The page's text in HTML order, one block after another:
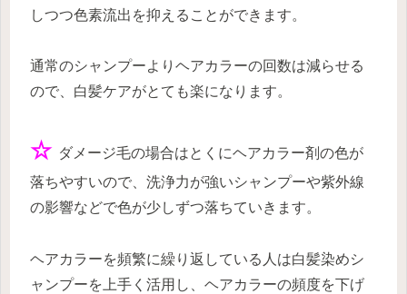
しつつ色素流出を抑えることができます。
通常のシャンプーよりヘアカラーの回数は減らせる
ので、白髪ケアがとても楽になります。
☆ ダメージ毛の場合はとくにヘアカラー剤の色が
落ちやすいので、洗浄力が強いシャンプーや紫外線
の影響などで色が少しずつ落ちていきます。
ヘアカラーを頻繁に繰り返している人は白髪染めシ
ャンプーを上手く活用し、ヘアカラーの頻度を下げ